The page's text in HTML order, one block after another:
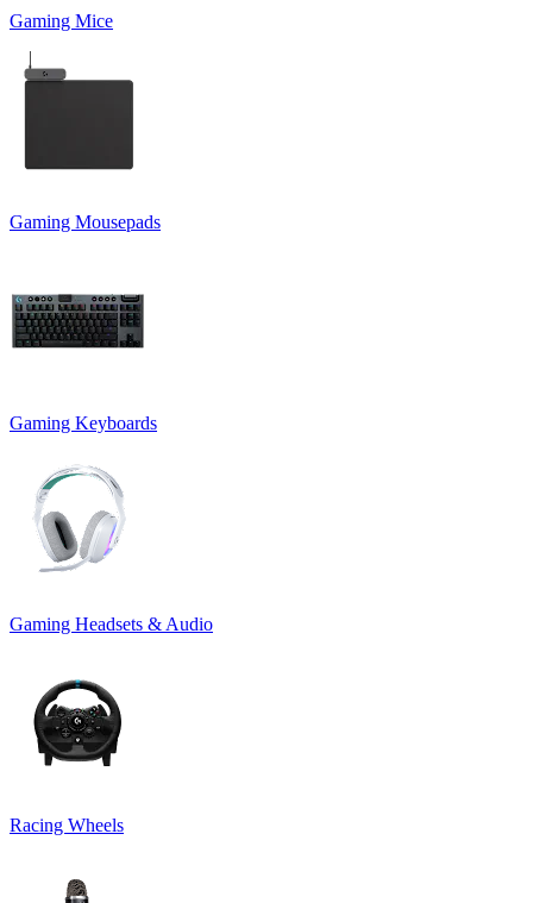
Gaming Mice
Gaming Mousepads
Gaming Keyboards
Gaming Headsets & Audio
Racing Wheels